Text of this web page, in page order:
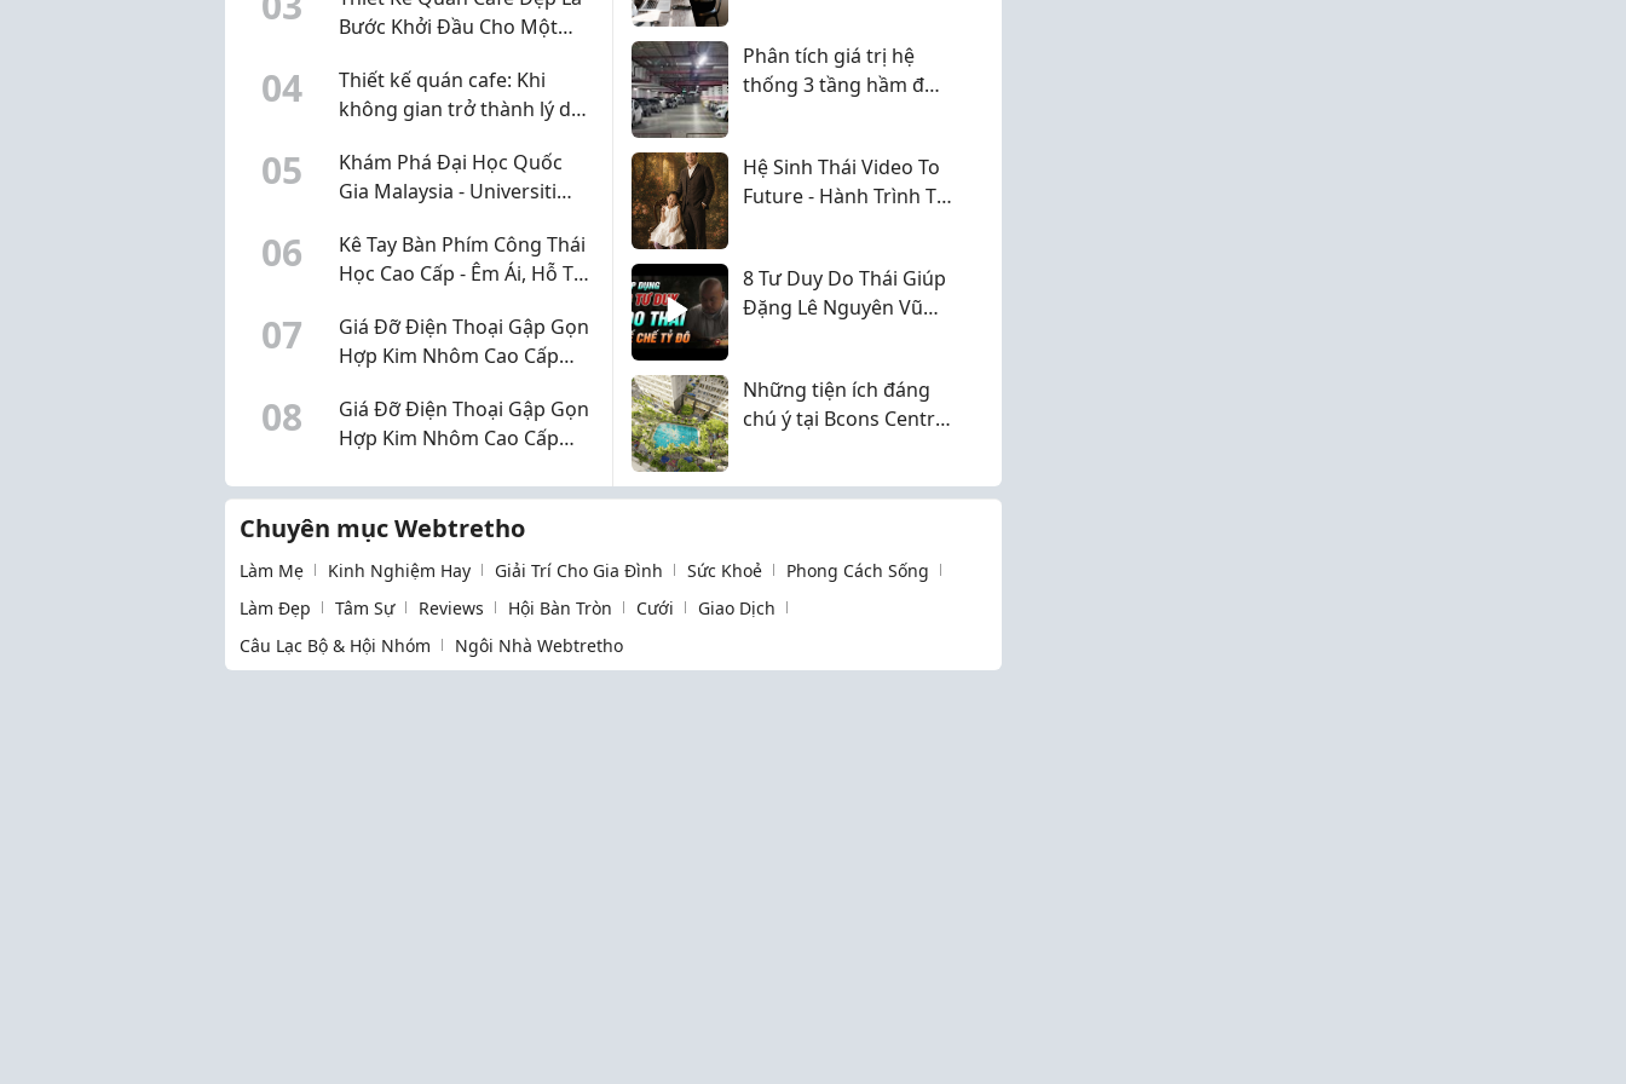
Bước Khởi Đầu Cho Một
Công
04
Thiết kế quán cafe: Khi
không gian trở thành lý do
05
Khám Phá Đại Học Quốc
Gia Malaysia - Universiti
(UKM)
06
Kê Tay Bàn Phím Công Thái
Học Cao Cấp - Êm Ái, Hỗ Trợ
07
Giá Đỡ Điện Thoại Gập Gọn
Hợp Kim Nhôm Cao Cấp
08
Giá Đỡ Điện Thoại Gập Gọn
Hợp Kim Nhôm Cao Cấp
Phân tích giá trị hệ
thống 3 tầng hầm đỗ
nhìn quản lý đô thị
Hệ Sinh Thái Video To
Future - Hành Trình Từ
8 Tư Duy Do Thái Giúp
Đặng Lê Nguyên Vũ
Những tiện ích đáng
chú ý tại Bcons Central
Chuyên mục Webtretho
Làm Mẹ Kinh Nghiệm Hay Giải Trí Cho Gia Đình Sức Khoẻ
Phong Cách Sống
Làm Đẹp
Tâm Sự Reviews Hội Bàn Tròn Cưới
Giao Dịch
Câu Lạc Bộ & Hội Nhóm
Ngôi Nhà Webtretho